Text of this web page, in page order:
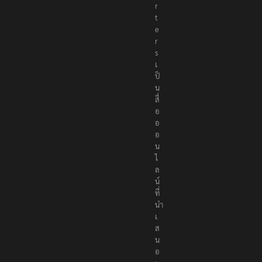
r
t
e
r
s
เ
ป็
น
สื่
อ
อ
อ
น
ไ
ล
น์
ที่
นำ
เ
ส
น
อ